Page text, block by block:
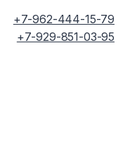
+7-962-444-15-79
+7-929-851-03-95